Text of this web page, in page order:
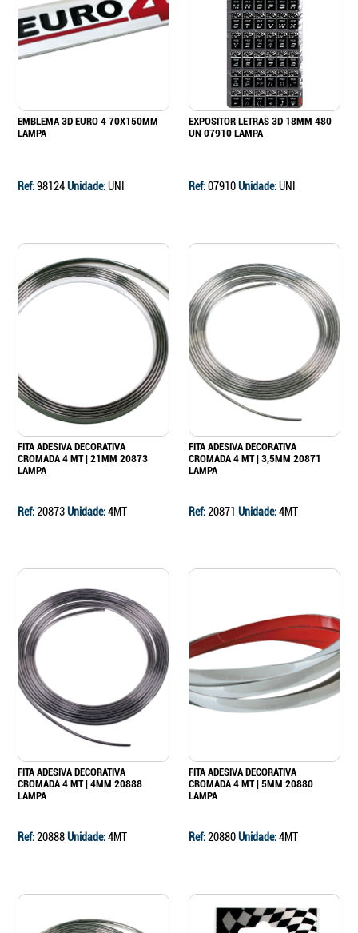
EMBLEMA 3D EURO 4 70X150MM
LAMPA
Ref:98124Unidade:UNI
EXPOSITOR LETRAS 3D 18MM 480
UN 07910 LAMPA
Ref:07910Unidade:UNI
FITA ADESIVA DECORATIVA
CROMADA 4 MT | 21MM 20873
LAMPA
Ref:20873Unidade:4MT
FITA ADESIVA DECORATIVA
CROMADA 4 MT | 3,5MM 20871
LAMPA
Ref:20871 Unidade:4MT
FITA ADESIVA DECORATIVA
CROMADA 4 MT | 4MM 20888
LAMPA
Ref:20888Unidade:4MT
FITA ADESIVA DECORATIVA
CROMADA 4 MT | 5MM 20880
LAMPA
Ref:20880Unidade:4MT